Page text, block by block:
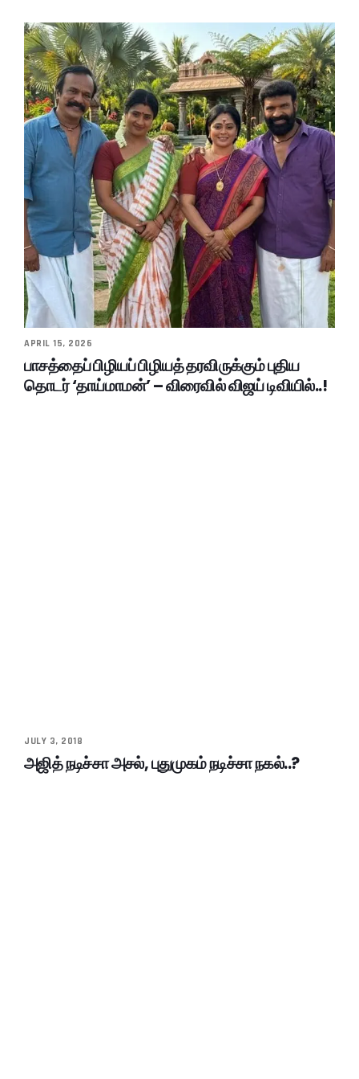
APRIL 15, 2026
பாசத்தைப் பிழியப் பிழியத் தரவிருக்கும் புதிய
தொடர் ‘தாய்மாமன்’ – விரைவில் விஜய் டிவியில்..!
JULY 3, 2018
அஜித் நடிச்சா அசல், புதுமுகம் நடிச்சா நகல்..?